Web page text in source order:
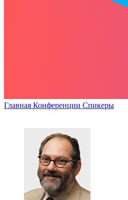
Главная Конференции Спикеры